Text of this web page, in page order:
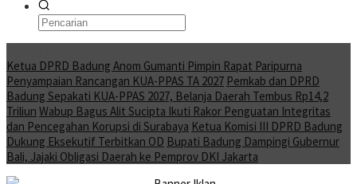
Ketua DPRD Badung Anom Gumanti Pimpin Rapat Paripurna
Penyampaian Rancangan KUA-PPAS TA 2027 Pemkab dan DPRD
Badung Sepakati KUA-PPAS 2027, Belanja Daerah Tembus Rp14,2
Triliun Wabup Bagus Alit Sucipta Ikuti Rakor Penguatan Integritas
dan Pencegahan Korupsi di Surabaya Ketua Komisi III DPRD Badung
Dukung Eksekutif Terbitkan OD Bupati Badung Dampingi Gubernur
Bali, Jajaki Obligasi Daerah ke Pemprov DKI Jakarta